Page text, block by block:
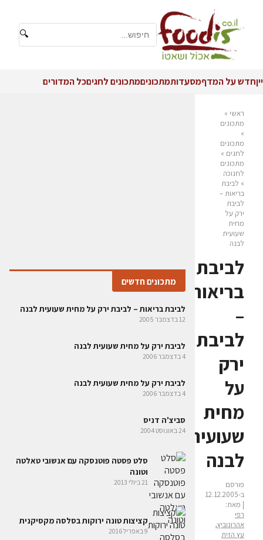
🔍
ייןחדש על המדףמסעדותמתכוניםמתכונים לחגיםכל המדורים
ראשי »
מתכונים
»
מתכונים
לחגים »
מתכונים
לחנוכה
» לביבת
בריאות –
לביבת
ירק על
מחית
שעועית
לבנה
לביבת
בריאות
–
לביבת
ירק
על
מחית
שעועית
לבנה
פורסם
ב-12.12.2005
| מאת:
רפי
אהרונוביץ,
עץ הזית
מתכונים חדשים
לביבת בריאות – לביבת ירק על מחית שעועית לבנה
12 בדצמבר 2005
לביבת ירק על מחית שעועית לבנה
4 בדצמבר 2006
לביבת ירק על מחית שעועית לבנה
4 בדצמבר 2006
סביצ'ה דניס
24 באוגוסט 2004
סלט פסטה פוטנסקה עם אנשובי טאלטה
וטונה
21 ביולי 2013
קציצות טונה ירוקות בסלסה מקסיקנית
9 באפריל 2016